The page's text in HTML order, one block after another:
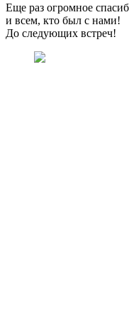
Еще раз огромное
и всем, кто был с нами!
До следующих встреч!